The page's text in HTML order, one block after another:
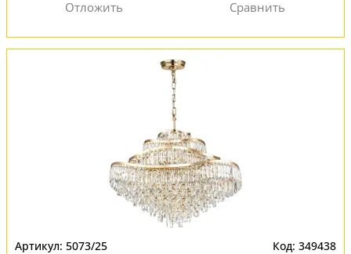
5073/25 349438